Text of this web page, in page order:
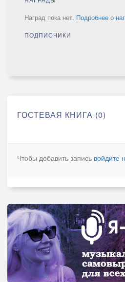
Наград пока нет. Подробнее о
ПОДПИСЧИКИ
ГОСТЕВАЯ КНИГА (0)
Чтобы добавить запись войдите